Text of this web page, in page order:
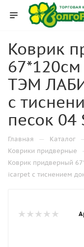
Коврик
ТЭМ
с
песок 04
Главная — Каталог
Коврики придверные
Коврик придверный
icarpet с тиснением